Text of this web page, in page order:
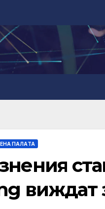
ПАЛAТА
виждат